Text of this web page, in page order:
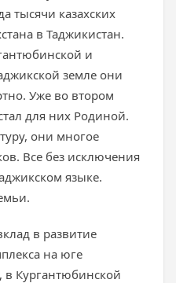
тысячи казахских
в Таджикистан.
и
земле они
Уже во втором
для них Родиной.
они многое
Все без исключения
языке.
в развитие
на юге
в Кургантюбинской